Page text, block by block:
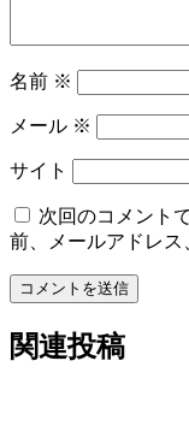
名前 ※
メール ※
サイト
次回のコメント
前、メールアドレス
コメントを送信
関連投稿